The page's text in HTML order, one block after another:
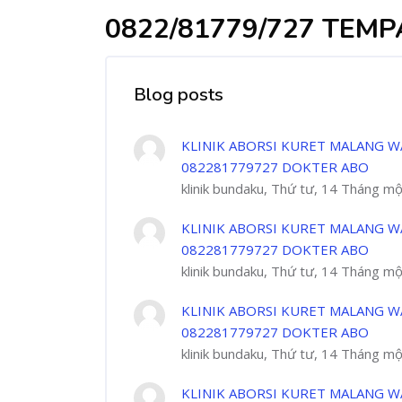
0822/81779/727
Blog posts
KLINIK ABORSI KURET MALANG
082281779727 DOKTER ABO
klinik bundaku, Thứ tư, 14 Tháng
KLINIK ABORSI KURET MALANG
082281779727 DOKTER ABO
klinik bundaku, Thứ tư, 14 Tháng
KLINIK ABORSI KURET MALANG
082281779727 DOKTER ABO
klinik bundaku, Thứ tư, 14 Tháng
KLINIK ABORSI KURET MALANG